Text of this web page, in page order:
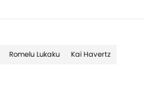
Romelu Lukaku Kai Havertz